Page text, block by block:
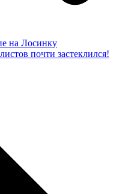
на Лосинку
почти застеклился!